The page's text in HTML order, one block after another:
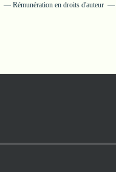
Rémunération en droits d'auteur